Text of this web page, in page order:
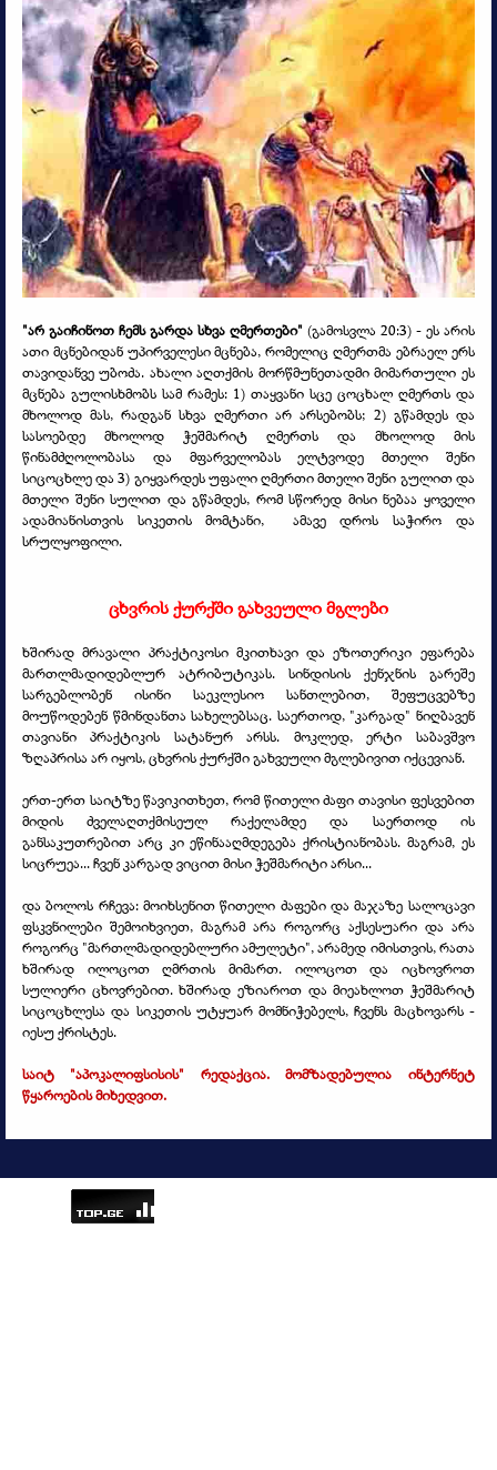
"არ გაიჩინოთ ჩემს გარდა სხვა ღმერთები" (გამოსვლა 20:3) - ეს არის
ათი მცნებიდან უპირველესი მცნება, რომელიც ღმერთმა ებრაელ ერს
თავიდანვე უბოძა. ახალი აღთქმის მორწმუნეთადმი მიმართული ეს
მცნება გულისხმობს სამ რამეს: 1) თაყვანი სცე ცოცხალ ღმერთს და
მხოლოდ მას, რადგან სხვა ღმერთი არ არსებობს; 2) გწამდეს და
სასოებდე მხოლოდ ჭეშმარიტ ღმერთს და მხოლოდ მის
წინამძღოლობასა და მფარველობას ელტვოდე მთელი შენი
სიცოცხლე და 3) გიყვარდეს უფალი ღმერთი მთელი შენი გულით და
მთელი შენი სულით და გწამდეს, რომ სწორედ მისი ნებაა ყოველი
ადამიანისთვის სიკეთის მომტანი, ამავე დროს საჭირო და
სრულყოფილი.
ცხვრის ქურქში გახვეული მგლები
ხშირად მრავალი პრაქტიკოსი მკითხავი და ეზოთერიკი ეფარება
მართლმადიდებლურ ატრიბუტიკას. სინდისის ქენჯნის გარეშე
სარგებლობენ ისინი საეკლესიო სანთლებით, შეფუცვებზე
მოუწოდებენ წმინდანთა სახელებსაც. საერთოდ, "კარგად" ნიღბავენ
თავიანი პრაქტიკის სატანურ არსს. მოკლედ, ერტი საბავშვო
ზღაპრისა არ იყოს, ცხვრის ქურქში გახვეული მგლებივით იქცევიან.
ერთ-ერთ საიტზე წავიკითხეთ, რომ წითელი ძაფი თავისი ფესვებით
მიდის ძველაღთქმისეულ რაქელამდე და საერთოდ ის
განსაკუთრებით არც კი ეწინააღმდეგება ქრისტიანობას. მაგრამ, ეს
სიცრუეა... ჩვენ კარგად ვიცით მისი ჭეშმარიტი არსი...
და ბოლოს რჩევა: მოიხსენით წითელი ძაფები და მაჯაზე სალოცავი
ფსკვნილები შემოიხვიეთ, მაგრამ არა როგორც აქსესუარი და არა
როგორც "მართლმადიდებლური ამულეტი", არამედ იმისთვის, რათა
ხშირად ილოცოთ ღმრთის მიმართ. ილოცოთ და იცხოვროთ
სულიერი ცხოვრებით. ხშირად ეზიაროთ და მიეახლოთ ჭეშმარიტ
სიცოცხლესა და სიკეთის უტყუარ მომნიჭებელს, ჩვენს მაცხოვარს -
იესუ ქრისტეს.
საიტ "აპოკალიფსისის" რედაქცია. მომზადებულია ინტერნეტ
წყაროების მიხედვით.